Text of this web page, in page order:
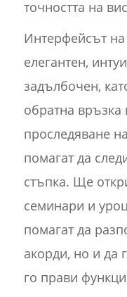
точността на
Интерфейсът
елегантен,
задълбочен,
обратна връзка
проследяване
помагат да
стъпка. Ще
семинари и
помагат да
акорди, но и да
го прави